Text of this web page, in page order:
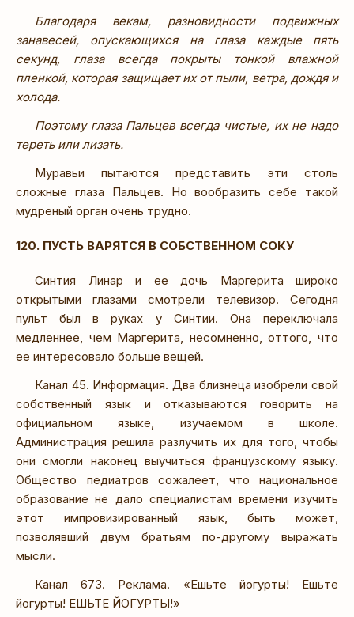
Благодаря векам, разновидности подвижных
занавесей, опускающихся на глаза каждые пять
секунд, глаза всегда покрыты тонкой влажной
пленкой, которая защищает их от пыли, ветра, дождя и
холода.
Поэтому глаза Пальцев всегда чистые, их не надо
тереть или лизать.
Муравьи пытаются представить эти столь
сложные глаза Пальцев. Но вообразить себе такой
мудреный орган очень трудно.
120. ПУСТЬ ВАРЯТСЯ В СОБСТВЕННОМ СОКУ
Синтия Линар и ее дочь Маргерита широко
открытыми глазами смотрели телевизор. Сегодня
пульт был в руках у Синтии. Она переключала
медленнее, чем Маргерита, несомненно, оттого, что
ее интересовало больше вещей.
Канал 45. Информация. Два близнеца изобрели свой
собственный язык и отказываются говорить на
официальном языке, изучаемом в школе.
Администрация решила разлучить их для того, чтобы
они смогли наконец выучиться французскому языку.
Общество педиатров сожалеет, что национальное
образование не дало специалистам времени изучить
этот импровизированный язык, быть может,
позволявший двум братьям по-другому выражать
мысли.
Канал 673. Реклама. «Ешьте йогурты! Ешьте
йогурты! ЕШЬТЕ ЙОГУРТЫ!»